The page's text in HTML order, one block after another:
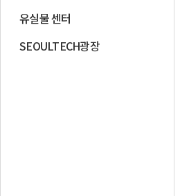
유실물 센터
SEOULTECH광장